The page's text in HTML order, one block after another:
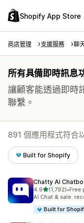
Shopify App Store
商店管理 支援服務 聊
所有具備即時訊息
讓顧客能透過即時
聯繫。
891 個應用程式符合
Built for Shopify
Chatty AI
4.9滿分 5 顆星
(1,792)
共有 1792 則評價
•Free
AI Chat & sale:
Built for